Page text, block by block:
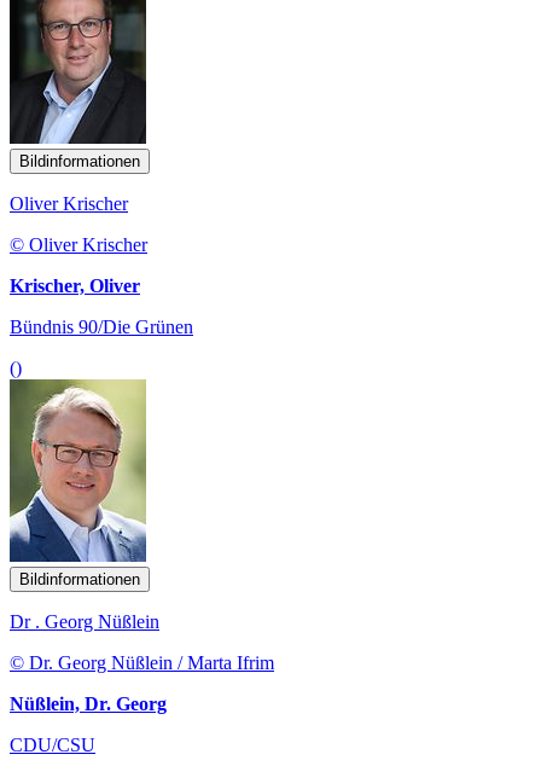
Bildinformationen
Oliver Krischer
© Oliver Krischer
Krischer, Oliver
Bündnis 90/Die Grünen
()
Bildinformationen
Dr . Georg Nüßlein
© Dr. Georg Nüßlein / Marta Ifrim
Nüßlein, Dr. Georg
CDU/CSU